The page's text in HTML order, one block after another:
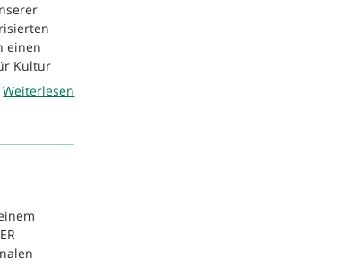
einen
Kultur
Weiterlesen